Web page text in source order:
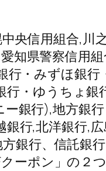
央信用組合,
知県警察信用
・みずほ銀
・ゆうちょ
銀行),地方銀
行,北洋銀行,
銀行、信託銀
ーポン」の２